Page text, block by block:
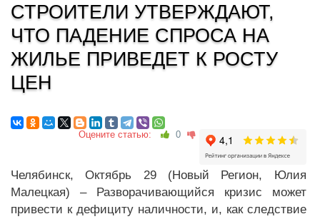
СТРОИТЕЛИ УТВЕРЖДАЮТ,
ЧТО ПАДЕНИЕ СПРОСА НА
ЖИЛЬЕ ПРИВЕДЕТ К РОСТУ
ЦЕН
Оцените статью: 0
Челябинск, Октябрь 29 (Новый Регион, Юлия
Малецкая) – Разворачивающийся кризис может
привести к дефициту наличности, и, как следствие